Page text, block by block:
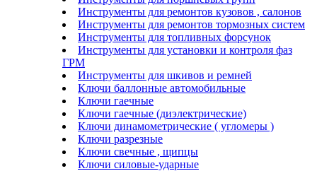
Инструменты для ремонтов кузовов , салонов
Инструменты для ремонтов тормозных систем
Инструменты для топливных форсунок
Инструменты для установки и контроля фаз
ГРМ
Инструменты для шкивов и ремней
Ключи баллонные автомобильные
Ключи гаечные
Ключи гаечные (диэлектрические)
Ключи динамометрические ( угломеры )
Ключи разрезные
Ключи свечные , щипцы
Ключи силовые-ударные